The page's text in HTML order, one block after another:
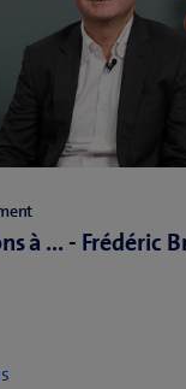
à ... - Frédéric